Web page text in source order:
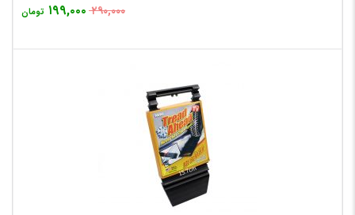
۲۹۰,۰۰۰ ۱۹۹,۰۰۰ تومان